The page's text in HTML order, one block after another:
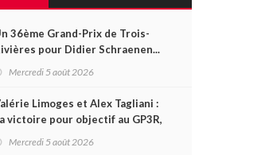
36ème Grand-Prix de Trois-
pour Didier Schraenen...
une première en Challenge
Mercredi 5 août 2026
Limoges et Alex Tagliani :
victoire pour objectif au GP3R,
trois séries différentes
Mercredi 5 août 2026